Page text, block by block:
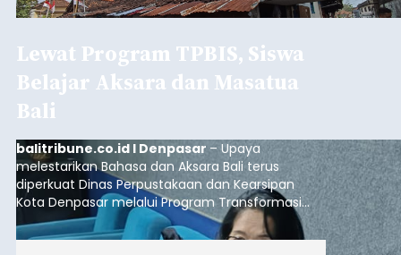
Lewat Program TPBIS, Siswa
Belajar Aksara dan Masatua
Bali
balitribune.co.id I Denpasar – Upaya
melestarikan Bahasa dan Aksara Bali terus
diperkuat Dinas Perpustakaan dan Kearsipan
Kota Denpasar melalui Program Transformasi
Perpustakaan Berbasis Inklusi Sosial (TPBIS).
Tahun ini, sebanyak 63 siswa kelas IV dan V SD